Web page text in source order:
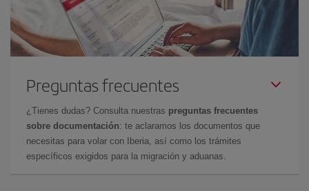
Preguntas frecuentes
¿Tienes dudas? Consulta nuestras preguntas frecuentes
sobre documentación: te aclaramos los documentos que
necesitas para volar con Iberia, así como los trámites
específicos exigidos para la migración y aduanas.